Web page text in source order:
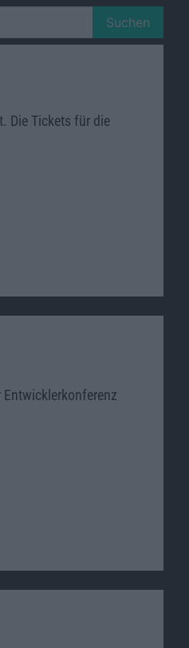
Suchen
Die Tickets für die